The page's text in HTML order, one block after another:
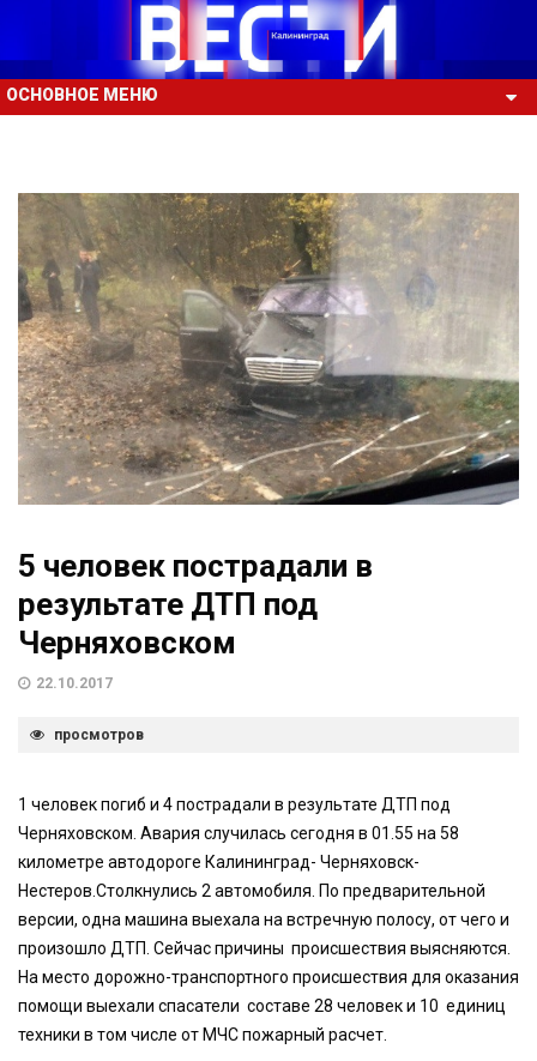
ОСНОВНОЕ МЕНЮ
5 человек пострадали в
результате ДТП под
Черняховском
22.10.2017
просмотров
1 человек погиб и 4 пострадали в результате ДТП под
Черняховском. Авария случилась сегодня в 01.55 на 58
километре автодороге Калининград- Черняховск-
Нестеров.Столкнулись 2 автомобиля. По предварительной
версии, одна машина выехала на встречную полосу, от чего и
произошло ДТП. Сейчас причины происшествия выясняются.
На место дорожно-транспортного происшествия для оказания
помощи выехали спасатели составе 28 человек и 10 единиц
техники в том числе от МЧС пожарный расчет.